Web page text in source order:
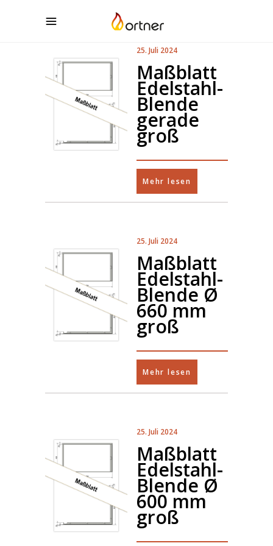
25. Juli 2024
Maßblatt
Edelstahl-
Blende
gerade
groß
Mehr lesen
25. Juli 2024
Maßblatt
Edelstahl-
Blende Ø
660 mm
groß
Mehr lesen
25. Juli 2024
Maßblatt
Edelstahl-
Blende Ø
600 mm
groß